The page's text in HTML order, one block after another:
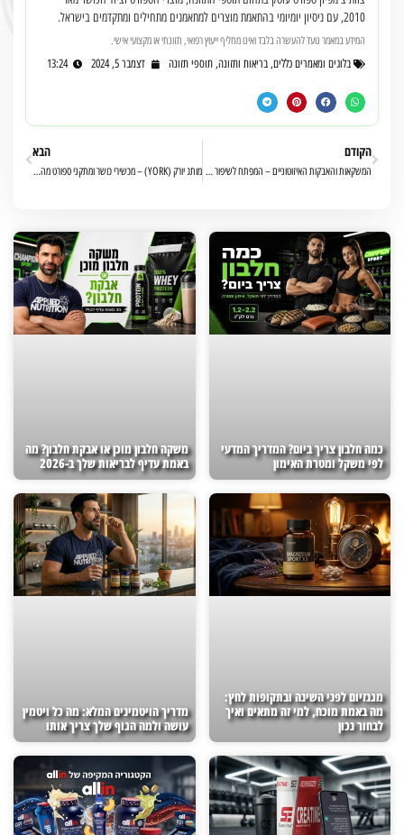
2010, עם ניסיון יומיומי בהתאמת מוצרים למתאמנים מתחילים ומתקדמים בישראל.
המידע במאמר נועד להעשרה בלבד ואינו מחליף ייעוץ רפואי, תזונתי או מקצועי אישי.
בלוגים ומאמרים כללים, בריאות ותזונה, תוספי תזונה דצמבר 5, 2024 13:24
הקודם
המשקאות והאבקות האיזוטוניים – המפתח לשיפור ביצועים והתאוששות מהירה
הבא
מותג יורק (YORK) – מכשירי כושר ומתקני ספורט מהמובילים בעולם
כמה חלבון צריך ביום? המדריך המדעי
לפי משקל ומטרת האימון
משקה חלבון מוכן או אבקת חלבון? מה
באמת עדיף לבריאות שלך ב-2026
מגנזיום לפני השינה ובתקופות לחץ:
מה באמת מוכח, למי זה מתאים ואיך
לבחור נכון
מדריך הויטמינים המלא: מה כל ויטמין
עושה ולמה הגוף שלך צריך אותו